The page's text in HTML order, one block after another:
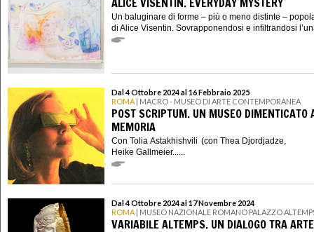
Un baluginare di forme – più o meno distinte –
di Alice Visentin. Sovrapponendosi e infiltrandosi
Dal 4 Ottobre 2024 al 16 Febbraio 2025
ROMA | MACRO - MUSEO DI ARTE CONTEMPORANEA
POST SCRIPTUM. UN MUSEO DIMENTICATO
MEMORIA
Con Tolia Astakhishvili (con Thea Djordjadze,
Heike Gallmeier......
Dal 4 Ottobre 2024 al 17 Novembre 2024
ROMA | MUSEO NAZIONALE ROMANO PALAZZO
VARIABILE ALTEMPS. UN DIALOGO TRA ARTE